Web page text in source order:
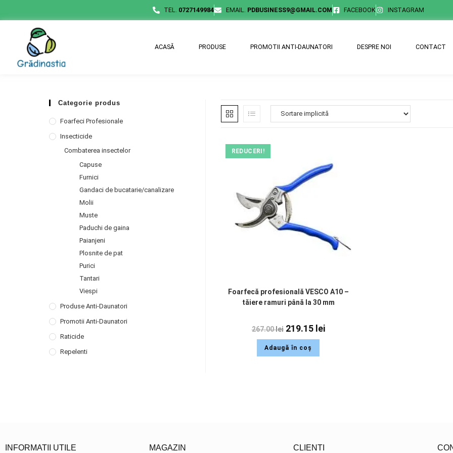
TEL. 0727149984 EMAIL. PDBUSINESS9@GMAIL.COM FACEBOOK INSTAGRAM
ACASĂ PRODUSE PROMOTII ANTI-DAUNATORI DESPRE NOI CONTACT
REDUCERI!
Foarfecă profesională VESCO A10 –
tăiere ramuri până la 30 mm
267.00lei 219.15 lei
Adaugă în coș
Categorie produs
Foarfeci Profesionale
Insecticide
Combaterea insectelor
Capuse
Furnici
Gandaci de bucatarie/canalizare
Molii
Muste
Paduchi de gaina
Paianjeni
Plosnite de pat
Purici
Tantari
Viespi
Produse Anti-Daunatori
Promotii Anti-Daunatori
Raticide
Repelenti
INFORMATII UTILE MAGAZIN CLIENTI